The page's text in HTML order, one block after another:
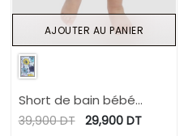
Short de bain bébé
imprimé FUNNY
39,900DT 29,900DT
AJOUTER AU PANIER